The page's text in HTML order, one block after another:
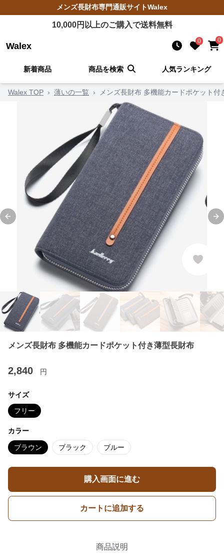
メンズ長財布専門通販サイトWalex
10,000円以上のご購入で送料無料
Walex 0 0
新着商品 商品を検索 人気ランキング
Walex TOP › 薄いの一覧 › メンズ長財布 多機能カードポケット付
Previous slide
メンズ長財布 多機能カードポケット付き薄型長財布
2,840 円
サイズ
フリー
カラー
ブラウン ブラック ブルー
購入画面に進む
カートに追加する
商品説明